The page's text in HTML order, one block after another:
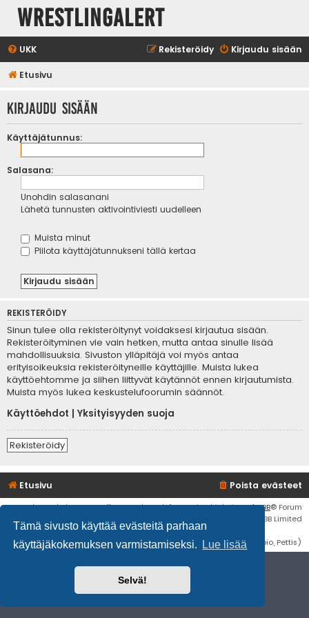
Tämä sivusto käyttää evästeitä parhaan
käyttäjäkokemuksen varmistamiseksi.
Lue lisää
Selvä!
WrestlingAlert
UKK Kirjaudu sisään
Rekisteröidy
Etusivu
Kirjaudu sisään
Käyttäjätunnus:
Salasana:
Unohdin salasanani
Lähetä tunnusten aktivointiviesti uudelleen
Muista minut
Piilota käyttäjätunnukseni tällä kertaa
REKISTERÖIDY
Sinun tulee olla rekisteröitynyt voidaksesi kirjautua sisään.
Rekisteröityminen vie vain hetken, mutta antaa sinulle lisää
mahdollisuuksia. Sivuston ylläpitäjä voi myös antaa
erityisoikeuksia rekisteröityneille käyttäjille. Muista lukea
käyttöehtomme ja siihen liittyvät käytännöt ennen kirjautumista.
Muista myös lukea keskustelufoorumin säännöt.
Käyttöehdot
Yksityisyyden suoja
Rekisteröidy
Etusivu Poista evästeet
Flat Style byIan Bradley• Keskustelufoorumin ohjelmistophpBB® Forum
Software © phpBB Limited
Käännös: phpBB Suomi (lurttinen, harritapio, Pettis)